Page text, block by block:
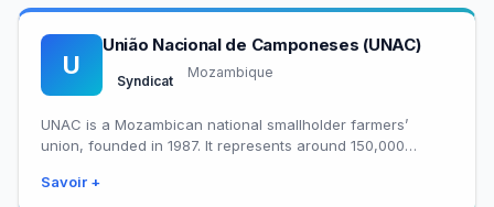
U
União Nacional de Camponeses (UNAC)
Syndicat
Mozambique
UNAC is a Mozambican national smallholder farmers’
union, founded in 1987. It represents around 150,000
district,…
Savoir +